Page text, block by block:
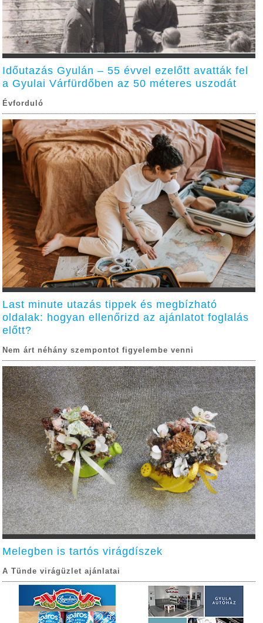
Időutazás Gyulán – 55 évvel ezelőtt avatták fel
a Gyulai Várfürdőben az 50 méteres uszodát
Évforduló
Last minute utazás tippek és megbízható
oldalak: hogyan ellenőrizd az ajánlatot foglalás
előtt?
Nem árt néhány szempontot figyelembe venni
Melegben is tartós virágdíszek
A Tünde virágüzlet ajánlatai